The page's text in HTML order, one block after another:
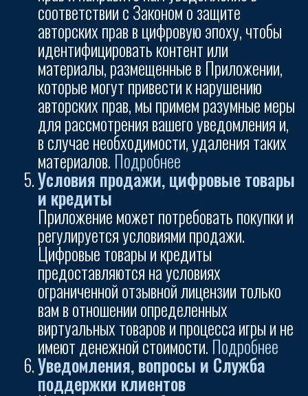
соответствии с Законом о защите
авторских прав в цифровую эпоху, чтобы
идентифицировать контент или
материалы, размещенные в Приложении,
которые могут привести к нарушению
авторских прав, мы примем разумные меры
для рассмотрения вашего уведомления и,
в случае необходимости, удаления таких
материалов. Подробнее
Условия продажи, цифровые товары
и кредиты
Приложение может потребовать покупки и
регулируется условиями продажи.
Цифровые товары и кредиты
предоставляются на условиях
ограниченной отзывной лицензии только
вам в отношении определенных
виртуальных товаров и процесса игры и не
имеют денежной стоимости. Подробнее
Уведомления, вопросы и Служба
поддержки клиентов